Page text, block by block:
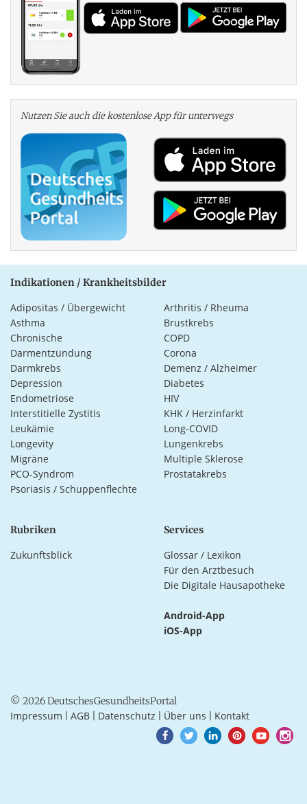
Nutzen Sie auch die kosten­lose App für unterwegs
Indikationen / Krankheitsbilder
Adipositas / Übergewicht
Arthritis / Rheuma
Asthma
Brustkrebs
Chronische
Darmentzündung
COPD
Corona
Darmkrebs
Demenz / Alzheimer
Depression
Diabetes
Endometriose
HIV
Interstitielle Zystitis
KHK / Herzinfarkt
Leukämie
Long-COVID
Longevity
Lungenkrebs
Migräne
Multiple Sklerose
PCO-Syndrom
Prostatakrebs
Psoriasis / Schuppenflechte
Rubriken
Zukunftsblick
Services
Glossar / Lexikon
Für den Arztbesuch
Die Digitale Hausapotheke
Android-App
iOS-App
© 2026 DeutschesGesundheitsPortal
Impressum AGB Datenschutz Über uns Kontakt